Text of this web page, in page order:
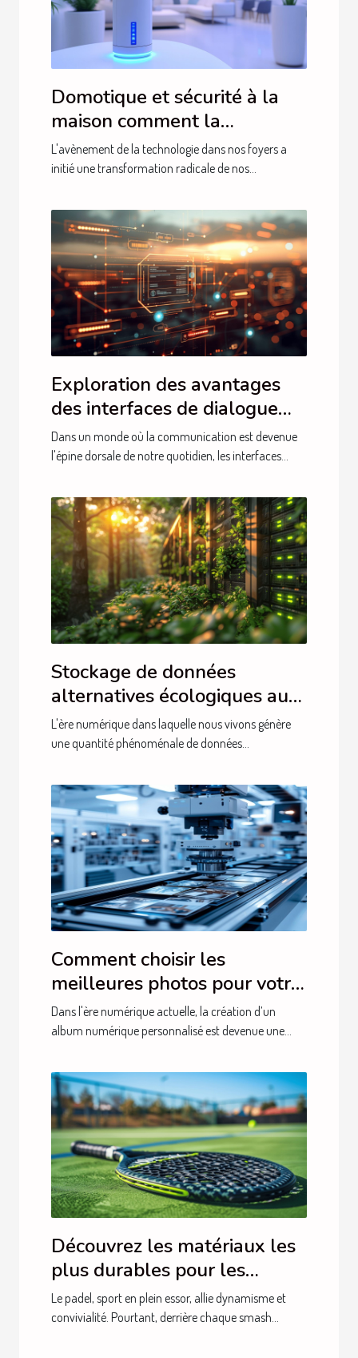
Domotique et sécurité à la
maison comment la
technologie transforme notre
quotidien
L'avènement de la technologie dans nos foyers a
initié une transformation radicale de nos...
Exploration des avantages
des interfaces de dialogue
intelligentes en français
Dans un monde où la communication est devenue
l'épine dorsale de notre quotidien, les interfaces...
Stockage de données
alternatives écologiques aux
centres de données
traditionnels
L'ère numérique dans laquelle nous vivons génère
une quantité phénoménale de données...
Comment choisir les
meilleures photos pour votre
album numérique
personnalisé
Dans l'ère numérique actuelle, la création d’un
album numérique personnalisé est devenue une...
Découvrez les matériaux les
plus durables pour les
raquettes de padel
Le padel, sport en plein essor, allie dynamisme et
convivialité. Pourtant, derrière chaque smash...